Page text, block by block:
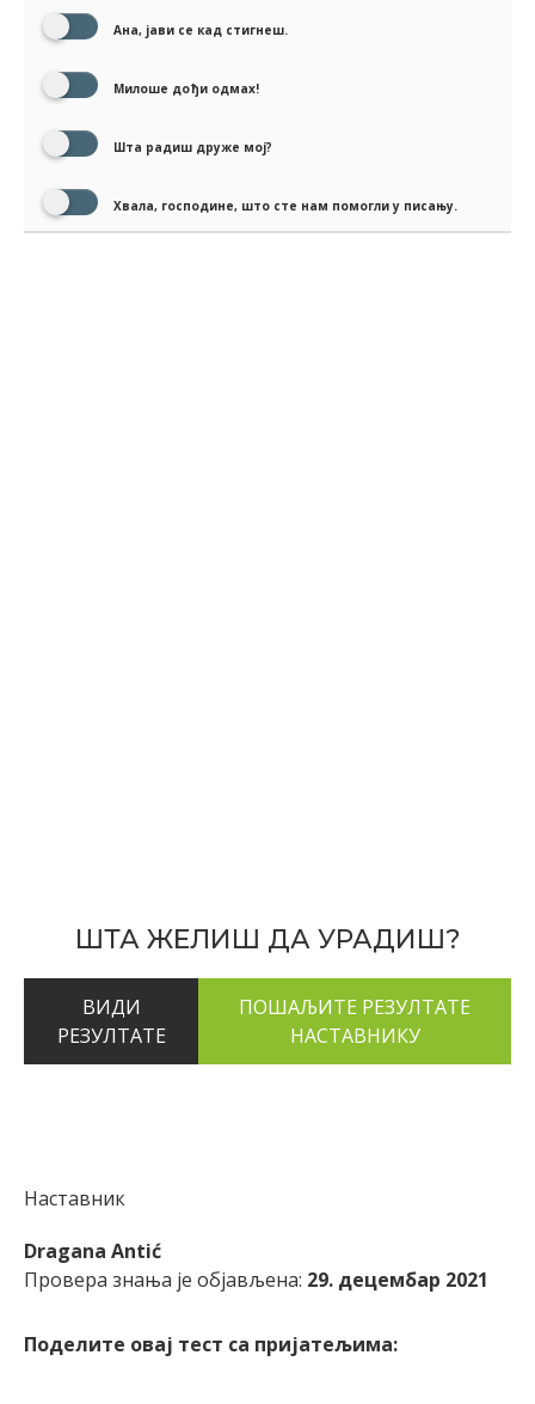
Ана, јави се кад стигнеш.
Милоше дођи одмах!
Шта радиш друже мој?
Хвала, господине, што сте нам помогли у писању.
ШТА ЖЕЛИШ ДА УРАДИШ?
ВИДИ
РЕЗУЛТАТЕ
Наставник
Dragana Antić
Провера знања је објављена: 29. децембар 2021
Поделите овај тест са пријатељима: